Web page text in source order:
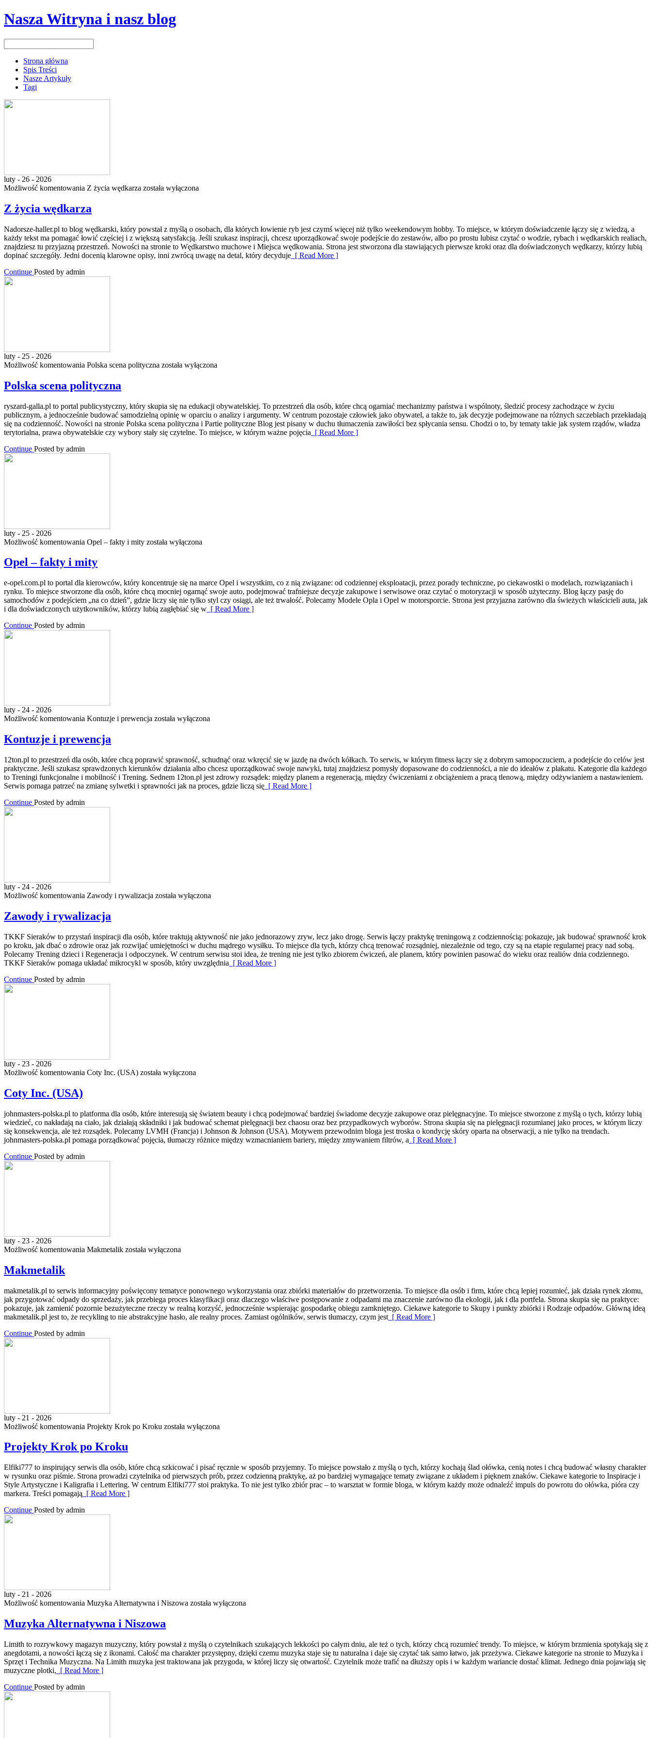
Nasza Witryna i nasz blog
Strona główna
Spis Treści
Nasze Artykuły
Tagi
luty - 26 - 2026
Możliwość komentowania Z życia wędkarza została wyłączona
Z życia wędkarza
Nadorsze-haller.pl to blog wędkarski, który powstał z myślą o osobach, dla których łowienie ryb jest czymś więcej niż tylko weekendowym hobby. To miejsce, w którym doświadczenie łączy się z wiedzą, a
każdy tekst ma pomagać łowić częściej i z większą satysfakcją. Jeśli szukasz inspiracji, chcesz uporządkować swoje podejście do zestawów, albo po prostu lubisz czytać o wodzie, rybach i wędkarskich realiach,
znajdziesz tu przyjazną przestrzeń. Nowości na stronie to Wędkarstwo muchowe i Miejsca wędkowania. Strona jest stworzona dla stawiających pierwsze kroki oraz dla doświadczonych wędkarzy, którzy lubią
dopinać szczegóły. Jedni docenią klarowne opisy, inni zwrócą uwagę na detal, który decyduje [ Read More ]
Continue Posted by admin
luty - 25 - 2026
Możliwość komentowania Polska scena polityczna została wyłączona
Polska scena polityczna
ryszard-galla.pl to portal publicystyczny, który skupia się na edukacji obywatelskiej. To przestrzeń dla osób, które chcą ogarniać mechanizmy państwa i wspólnoty, śledzić procesy zachodzące w życiu
publicznym, a jednocześnie budować samodzielną opinię w oparciu o analizy i argumenty. W centrum pozostaje człowiek jako obywatel, a także to, jak decyzje podejmowane na różnych szczeblach przekładają
się na codzienność. Nowości na stronie Polska scena polityczna i Partie polityczne Blog jest pisany w duchu tłumaczenia zawiłości bez spłycania sensu. Chodzi o to, by tematy takie jak system rządów, władza
terytorialna, prawa obywatelskie czy wybory stały się czytelne. To miejsce, w którym ważne pojęcia [ Read More ]
Continue Posted by admin
luty - 25 - 2026
Możliwość komentowania Opel – fakty i mity została wyłączona
Opel – fakty i mity
e-opel.com.pl to portal dla kierowców, który koncentruje się na marce Opel i wszystkim, co z nią związane: od codziennej eksploatacji, przez porady techniczne, po ciekawostki o modelach, rozwiązaniach i
rynku. To miejsce stworzone dla osób, które chcą mocniej ogarnąć swoje auto, podejmować trafniejsze decyzje zakupowe i serwisowe oraz czytać o motoryzacji w sposób użyteczny. Blog łączy pasję do
samochodów z podejściem „na co dzień”, gdzie liczy się nie tylko styl czy osiągi, ale też trwałość. Polecamy Modele Opla i Opel w motorsporcie. Strona jest przyjazna zarówno dla świeżych właścicieli auta, jak
i dla doświadczonych użytkowników, którzy lubią zagłębiać się w [ Read More ]
Continue Posted by admin
luty - 24 - 2026
Możliwość komentowania Kontuzje i prewencja została wyłączona
Kontuzje i prewencja
12ton.pl to przestrzeń dla osób, które chcą poprawić sprawność, schudnąć oraz wkręcić się w jazdę na dwóch kółkach. To serwis, w którym fitness łączy się z dobrym samopoczuciem, a podejście do celów jest
praktyczne. Jeśli szukasz sprawdzonych kierunków działania albo chcesz uporządkować swoje nawyki, tutaj znajdziesz pomysły dopasowane do codzienności, a nie do ideałów z plakatu. Kategorie dla każdego
to Treningi funkcjonalne i mobilność i Trening. Sednem 12ton.pl jest zdrowy rozsądek: między planem a regeneracją, między ćwiczeniami z obciążeniem a pracą tlenową, między odżywianiem a nastawieniem.
Serwis pomaga patrzeć na zmianę sylwetki i sprawności jak na proces, gdzie liczą się [ Read More ]
Continue Posted by admin
luty - 24 - 2026
Możliwość komentowania Zawody i rywalizacja została wyłączona
Zawody i rywalizacja
TKKF Sieraków to przystań inspiracji dla osób, które traktują aktywność nie jako jednorazowy zryw, lecz jako drogę. Serwis łączy praktykę treningową z codziennością: pokazuje, jak budować sprawność krok
po kroku, jak dbać o zdrowie oraz jak rozwijać umiejętności w duchu mądrego wysiłku. To miejsce dla tych, którzy chcą trenować rozsądniej, niezależnie od tego, czy są na etapie regularnej pracy nad sobą.
Polecamy Trening dzieci i Regeneracja i odpoczynek. W centrum serwisu stoi idea, że trening nie jest tylko zbiorem ćwiczeń, ale planem, który powinien pasować do wieku oraz realiów dnia codziennego.
TKKF Sieraków pomaga układać mikrocykl w sposób, który uwzględnia [ Read More ]
Continue Posted by admin
luty - 23 - 2026
Możliwość komentowania Coty Inc. (USA) została wyłączona
Coty Inc. (USA)
johnmasters-polska.pl to platforma dla osób, które interesują się światem beauty i chcą podejmować bardziej świadome decyzje zakupowe oraz pielęgnacyjne. To miejsce stworzone z myślą o tych, którzy lubią
wiedzieć, co nakładają na ciało, jak działają składniki i jak budować schemat pielęgnacji bez chaosu oraz bez przypadkowych wyborów. Strona skupia się na pielęgnacji rozumianej jako proces, w którym liczy
się konsekwencja, ale też rozsądek. Polecamy LVMH (Francja) i Johnson & Johnson (USA). Motywem przewodnim bloga jest troska o kondycję skóry oparta na obserwacji, a nie tylko na trendach.
johnmasters-polska.pl pomaga porządkować pojęcia, tłumaczy różnice między wzmacnianiem bariery, między zmywaniem filtrów, a [ Read More ]
Continue Posted by admin
luty - 23 - 2026
Możliwość komentowania Makmetalik została wyłączona
Makmetalik
makmetalik.pl to serwis informacyjny poświęcony tematyce ponownego wykorzystania oraz zbiórki materiałów do przetworzenia. To miejsce dla osób i firm, które chcą lepiej rozumieć, jak działa rynek złomu,
jak przygotować odpady do sprzedaży, jak przebiega proces klasyfikacji oraz dlaczego właściwe postępowanie z odpadami ma znaczenie zarówno dla ekologii, jak i dla portfela. Strona skupia się na praktyce:
pokazuje, jak zamienić pozornie bezużyteczne rzeczy w realną korzyść, jednocześnie wspierając gospodarkę obiegu zamkniętego. Ciekawe kategorie to Skupy i punkty zbiórki i Rodzaje odpadów. Główną ideą
makmetalik.pl jest to, że recykling to nie abstrakcyjne hasło, ale realny proces. Zamiast ogólników, serwis tłumaczy, czym jest [ Read More ]
Continue Posted by admin
luty - 21 - 2026
Możliwość komentowania Projekty Krok po Kroku została wyłączona
Projekty Krok po Kroku
Elfiki777 to inspirujący serwis dla osób, które chcą szkicować i pisać ręcznie w sposób przyjemny. To miejsce powstało z myślą o tych, którzy kochają ślad ołówka, cenią notes i chcą budować własny charakter
w rysunku oraz piśmie. Strona prowadzi czytelnika od pierwszych prób, przez codzienną praktykę, aż po bardziej wymagające tematy związane z układem i pięknem znaków. Ciekawe kategorie to Inspiracje i
Style Artystyczne i Kaligrafia i Lettering. W centrum Elfiki777 stoi praktyka. To nie jest tylko zbiór prac – to warsztat w formie bloga, w którym każdy może odnaleźć impuls do powrotu do ołówka, pióra czy
markera. Treści pomagają [ Read More ]
Continue Posted by admin
luty - 21 - 2026
Możliwość komentowania Muzyka Alternatywna i Niszowa została wyłączona
Muzyka Alternatywna i Niszowa
Limith to rozrywkowy magazyn muzyczny, który powstał z myślą o czytelnikach szukających lekkości po całym dniu, ale też o tych, którzy chcą rozumieć trendy. To miejsce, w którym brzmienia spotykają się z
anegdotami, a nowości łączą się z ikonami. Całość ma charakter przystępny, dzięki czemu muzyka staje się tu naturalna i daje się czytać tak samo łatwo, jak przeżywa. Ciekawe kategorie na stronie to Muzyka i
Sprzęt i Technika Muzyczna. Na Limith muzyka jest traktowana jak przygoda, w której liczy się otwartość. Czytelnik może trafić na dłuższy opis i w każdym wariancie dostać klimat. Jednego dnia pojawiają się
muzyczne plotki, [ Read More ]
Continue Posted by admin